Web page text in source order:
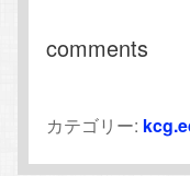
comments
カテゴリー: